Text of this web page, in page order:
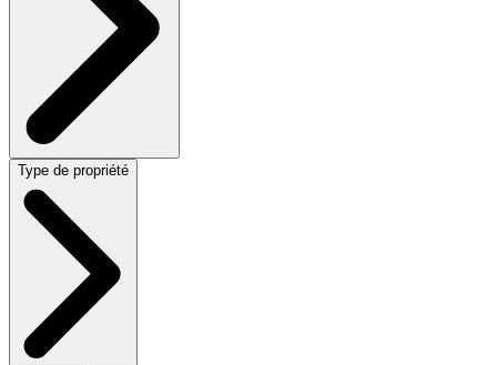
Type de propriété